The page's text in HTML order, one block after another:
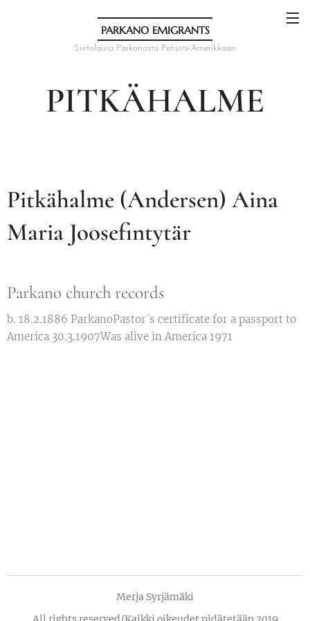
PARKANO EMIGRANTS
Siirtolaisia Parkanosta Pohjois-Amerikkaan
PITKÄHALME
Pitkähalme (Andersen) Aina
Maria Joosefintytär
Parkano church records
b. 18.2.1886 ParkanoPastor´s certificate for a passport to
America 30.3.1907Was alive in America 1971
Merja Syrjämäki